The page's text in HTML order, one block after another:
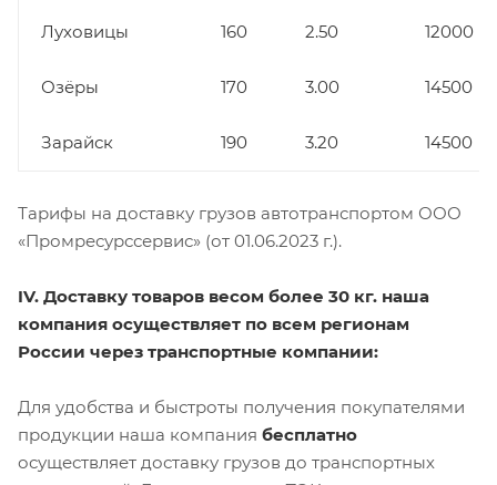
Луховицы 160 2.50 12000
Озёры 170 3.00 14500
Зарайск 190 3.20 14500
Тарифы на доставку грузов автотранспортом ООО
«Промресурссервис» (от 01.06.2023 г.).
IV. Доставку товаров весом более 30 кг. наша
компания осуществляет по всем регионам
России через транспортные компании:
Для удобства и быстроты получения покупателями
продукции наша компания бесплатно
осуществляет доставку грузов до транспортных